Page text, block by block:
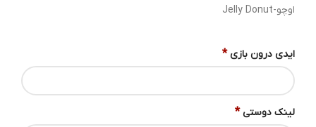
اوچو-Jelly Donut
ایدی درون بازی *
لینک دوستی *